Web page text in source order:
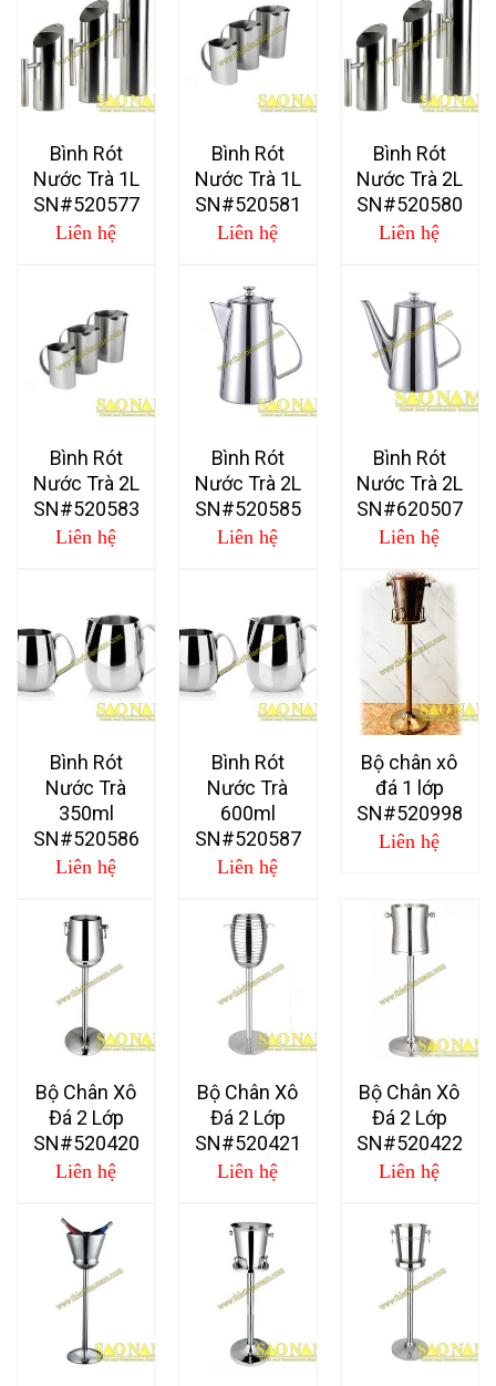
Bình Rót
Nước Trà 1L
SN#520577
Liên hệ
Bình Rót
Nước Trà 1L
SN#520581
Liên hệ
Bình Rót
Nước Trà 2L
SN#520580
Liên hệ
Bình Rót
Nước Trà 2L
SN#520583
Liên hệ
Bình Rót
Nước Trà 2L
SN#520585
Liên hệ
Bình Rót
Nước Trà 2L
SN#620507
Liên hệ
Bình Rót
Nước Trà
350ml
SN#520586
Liên hệ
Bình Rót
Nước Trà
600ml
SN#520587
Liên hệ
Bộ chân xô
đá 1 lớp
SN#520998
Liên hệ
Bộ Chân Xô
Đá 2 Lớp
SN#520420
Liên hệ
Bộ Chân Xô
Đá 2 Lớp
SN#520421
Liên hệ
Bộ Chân Xô
Đá 2 Lớp
SN#520422
Liên hệ